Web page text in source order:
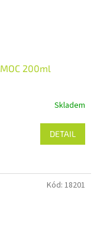
200ml
Skladem
DETAIL
Kód: 18201